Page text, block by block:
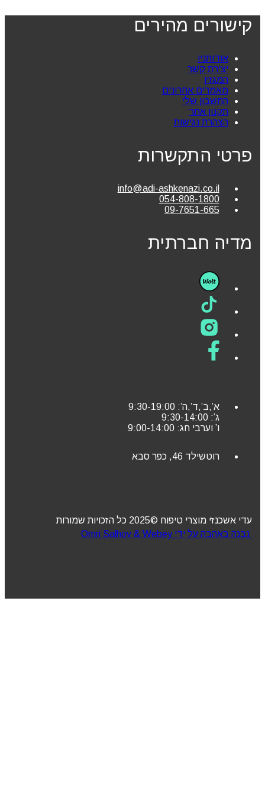
קישורים מהירים
אודותניו
יצירת קשר
המגזין
מאמרים אחרונים
החשבון שלי
תקנון אתר
הצהרת נגישות
פרטי התקשרות
info@adi-ashkenazi.co.il
054-808-1800
09-7651-665
מדיה חברתית
א’,ב’,ד’,ה’: 9:30-19:00
ג’: 9:30-14:00
ו’ וערבי חג: 9:00-14:00
רוטשילד 46, כפר סבא
עדי אשכנזי מוצרי טיפוח ©2025 כל הזכויות שמורות
נבנה באהבה על ידי Omri Salhov & Webey